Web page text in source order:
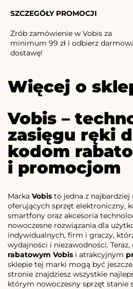
SZCZEGÓŁY PROMOCJI
Zrób zamówienie w Vobis za
minimum 99 zł i odbierz
dostawę!
Więcej o
Vobis –
zasięgu ręki
kodom
i promocjom
Marka Vobis to jedna z najbardziej
oferujących sprzęt elektroniczny,
smartfony oraz akcesoria
nowoczesne rozwiązania dla
indywidualnych, firm i graczy,
wydajności i niezawodności.
rabatowym Vobis i atrakcyjnym
sklepie tej marki mogą być
stronie znajdziesz wszystkie
którym nowoczesny sprzęt stanie